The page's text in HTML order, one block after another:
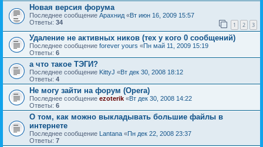
Новая версия форума
Последнее сообщение Арахнид «Вт июн 16, 2009 15:57
Ответы: 34 1 2 3
Удаление не активных ников (тех у кого 0 сообщений)
Последнее сообщение forever yours «Пн май 11, 2009 15:19
Ответы: 6
а что такое ТЭГИ?
Последнее сообщение KittyJ «Вт дек 30, 2008 18:12
Ответы: 4
Не могу зайти на форум (Opera)
Последнее сообщение ezoterik «Вт дек 30, 2008 14:22
Ответы: 6
О том, как можно выкладывать большие файлы в
интернете
Последнее сообщение Lantana «Пн дек 22, 2008 23:37
Ответы: 7